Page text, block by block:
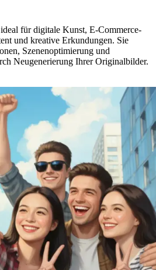
für digitale Kunst, E-Commerce-
und kreative Erkundungen. Sie
Szenenoptimierung und
Neugenerierung Ihrer Originalbilder.